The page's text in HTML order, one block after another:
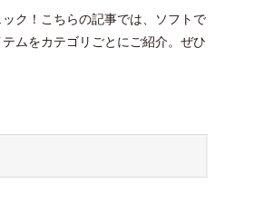
ク！こちらの記事では、ソフトで
ムをカテゴリごとにご紹介。ぜひ